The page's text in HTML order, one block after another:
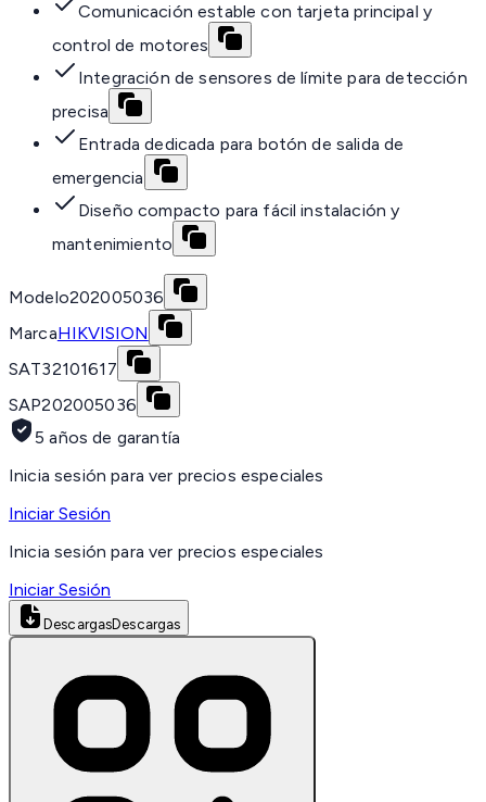
Comunicación estable con tarjeta principal y
control de motores
Integración de sensores de límite para detección
precisa
Entrada dedicada para botón de salida de
emergencia
Diseño compacto para fácil instalación y
mantenimiento
Modelo202005036
MarcaHIKVISION
SAT32101617
SAP202005036
5 años de garantía
Inicia sesión para ver precios especiales
Iniciar Sesión
Inicia sesión para ver precios especiales
Iniciar Sesión
DescargasDescargas